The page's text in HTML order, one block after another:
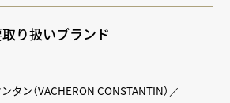
り扱いブランド
タン（VACHERON CONSTANTIN）